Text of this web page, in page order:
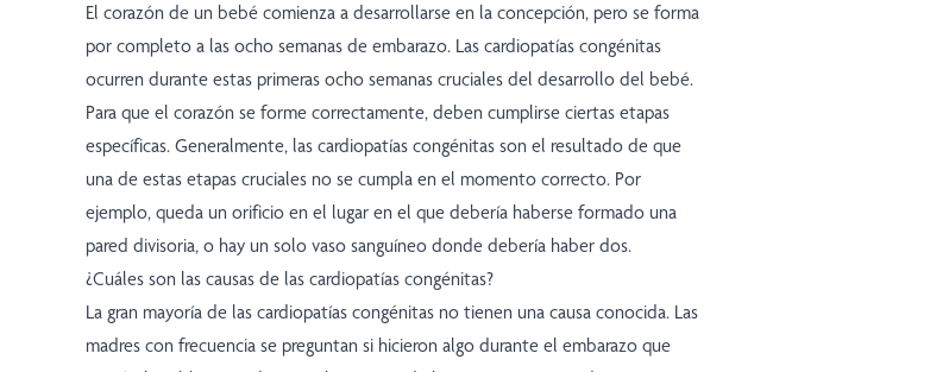
El corazón de un bebé comienza a desarrollarse en la concepción, pero se forma
por completo a las ocho semanas de embarazo. Las cardiopatías congénitas
ocurren durante estas primeras ocho semanas cruciales del desarrollo del bebé.
Para que el corazón se forme correctamente, deben cumplirse ciertas etapas
específicas. Generalmente, las cardiopatías congénitas son el resultado de que
una de estas etapas cruciales no se cumpla en el momento correcto. Por
ejemplo, queda un orificio en el lugar en el que debería haberse formado una
pared divisoria, o hay un solo vaso sanguíneo donde debería haber dos.
¿Cuáles son las causas de las cardiopatías congénitas?
La gran mayoría de las cardiopatías congénitas no tienen una causa conocida. Las
madres con frecuencia se preguntan si hicieron algo durante el embarazo que